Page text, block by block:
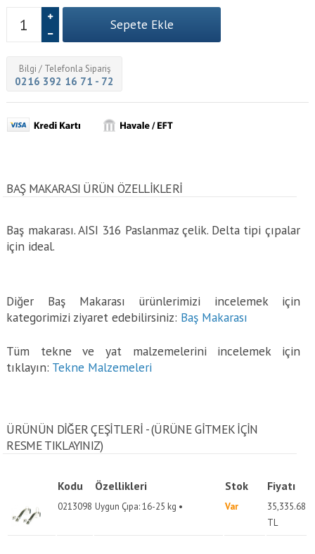
Bilgi / Telefonla Sipariş
0216 392 16 71 - 72
BAŞ MAKARASI ÜRÜN ÖZELLİKLERİ
Baş makarası. AISI 316 Paslanmaz çelik. Delta tipi çıpalar
için ideal.
Diğer Baş Makarası ürünlerimizi incelemek için
kategorimizi ziyaret edebilirsiniz: Baş Makarası
Tüm tekne ve yat malzemelerini incelemek için
tıklayın: Tekne Malzemeleri
ÜRÜNÜN DİĞER ÇEŞİTLERİ - (ÜRÜNE GITMEK IÇIN
RESME TIKLAYINIZ)
Kodu Özellikleri Stok Fiyatı
0213098 Uygun Çıpa: 16-25 kg • Var
35,335.68
TL